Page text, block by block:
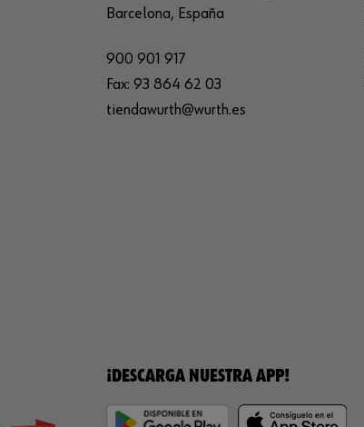
Barcelona, España
900 901 917
Fax: 93 864 62 03
tiendawurth@wurth.es
¡DESCARGA NUESTRA APP!